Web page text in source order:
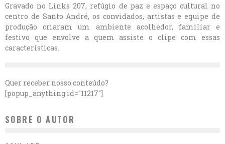
Gravado no Links 207, refúgio de paz e espaço cultural no
centro de Santo André, os convidados, artistas e equipe de
produção criaram um ambiente acolhedor, familiar e
festivo que envolve a quem assiste o clipe com essas
características.
Quer receber nosso conteúdo?
[popup_anything id="11217"]
SOBRE O AUTOR